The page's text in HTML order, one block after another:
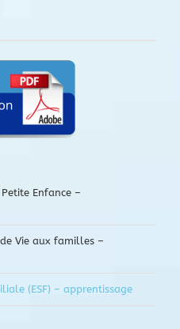
Enfance –
Vie aux familles –
(ESF) – apprentissage